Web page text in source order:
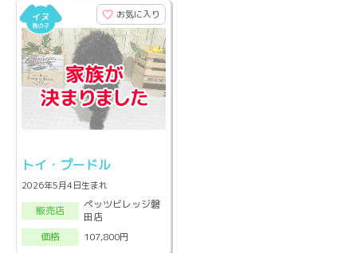
お気に入り
トイ・プードル
2026年5月4日生まれ
販売店
ペッツビレッジ磐
田店
価格
107,800円